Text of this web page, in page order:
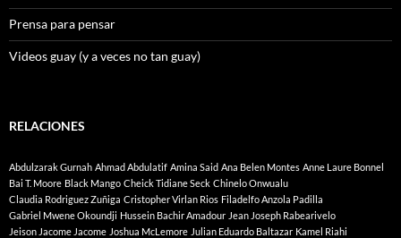
Prensa para pensar
Videos guay (y a veces no tan guay)
RELACIONES
Abdulzarak Gurnah Ahmad Abdulatif Amina Said Ana Belen Montes Anne Laure Bonnel
Bai T. Moore Black Mango Cheick Tidiane Seck Chinelo Onwualu
Claudia Rodriguez Zuñiga Cristopher Virlan Rios Filadelfo Anzola Padilla
Gabriel Mwene Okoundji Hussein Bachir Amadour Jean Joseph Rabearivelo
Jeison Jacome Jacome Joshua McLemore Julian Eduardo Baltazar Kamel Riahi